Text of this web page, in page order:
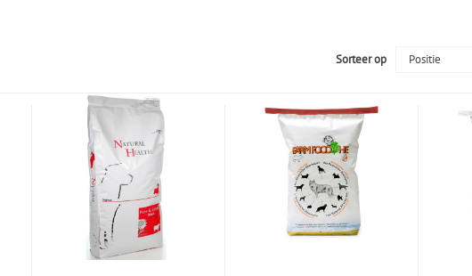
Sorteer op